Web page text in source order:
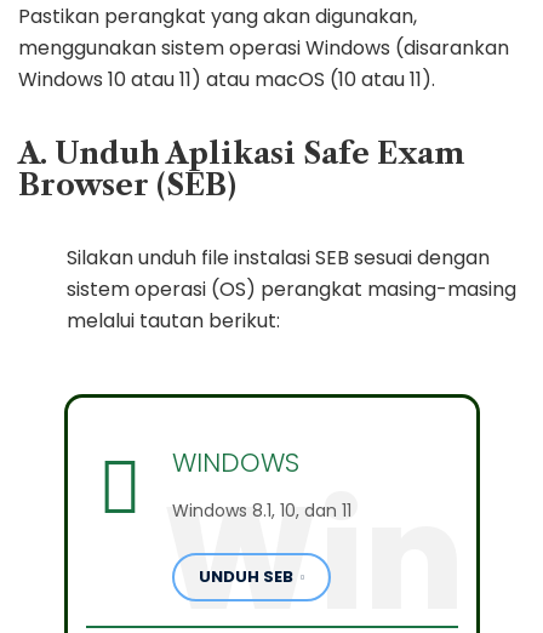
Pastikan perangkat yang akan digunakan,
menggunakan sistem operasi Windows (disarankan
Windows 10 atau 11) atau macOS (10 atau 11).
A. Unduh Aplikasi Safe Exam
Browser (SEB)
Silakan unduh file instalasi SEB sesuai dengan
sistem operasi (OS) perangkat masing-masing
melalui tautan berikut:
WINDOWS
Windows 8.1, 10, dan 11
UNDUH SEB
Win